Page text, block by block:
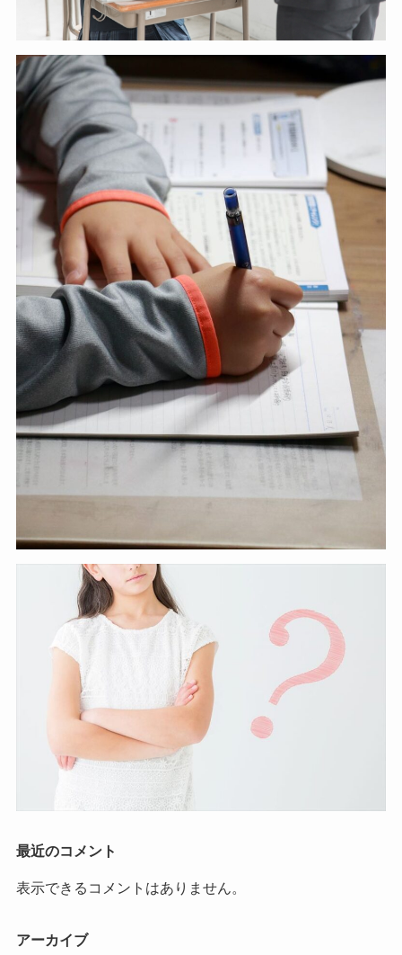
最近のコメント
表示できるコメントはありません。
アーカイブ